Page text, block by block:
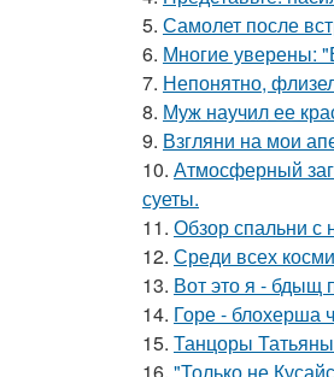
5. Самолет после
6. Многие уверены:
7. Непонятно,
8. Муж научил ее
9. Взгляни на мои
10. Атмосферный
суеты.
11. Обзор спальни с
12. Среди всех
13. Вот это я - бдыщ
14. Горе - блохерша
15. Танцоры